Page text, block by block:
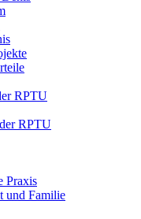
RPTU
RPTU
Praxis
und Familie